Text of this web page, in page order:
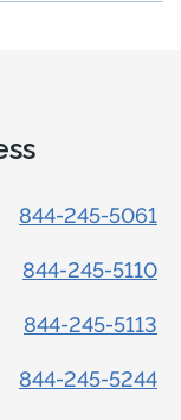
844-245-5061
844-245-5110
844-245-5113
844-245-5244